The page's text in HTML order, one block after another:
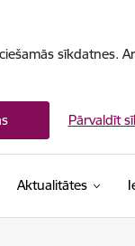
sīkdatnes.
Pārvaldīt
Aktualitātes